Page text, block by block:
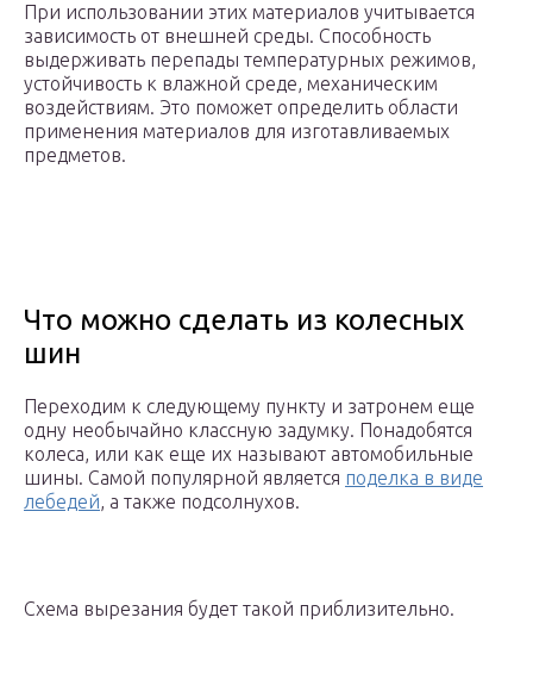
При использовании этих материалов учитывается
зависимость от внешней среды. Способность
выдерживать перепады температурных режимов,
устойчивость к влажной среде, механическим
воздействиям. Это поможет определить области
применения материалов для изготавливаемых
предметов.
Что можно сделать из колесных
шин
Переходим к следующему пункту и затронем еще
одну необычайно классную задумку. Понадобятся
колеса, или как еще их называют автомобильные
шины. Самой популярной является поделка в виде
лебедей, а также подсолнухов.
Схема вырезания будет такой приблизительно.